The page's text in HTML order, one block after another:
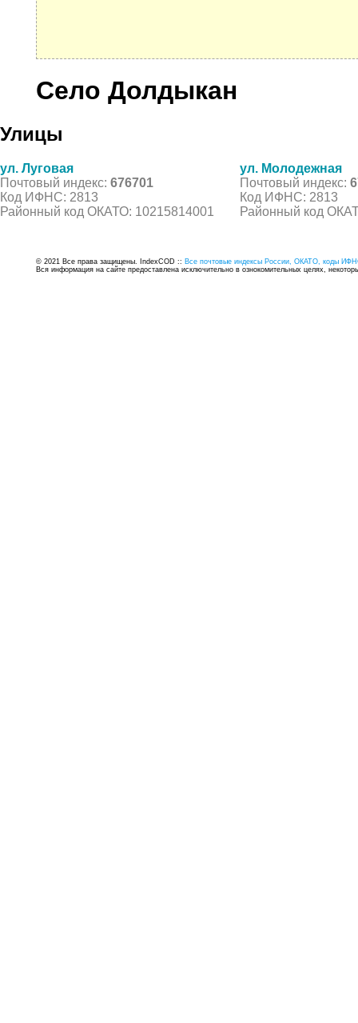
Село Долдыкан
Улицы
ул. Луговая
Почтовый индекс: 676701
Код ИФНС: 2813
Районный код ОКАТО: 10215814001
ул. Молодежная
Почтовый индекс:
Код ИФНС: 2813
Районный код
© 2021 Все права защищены. IndexCOD :: Все почтовые индексы России, ОКАТО, коды
Вся информация на сайте предоставлена исключительно в ознокомительных целях,